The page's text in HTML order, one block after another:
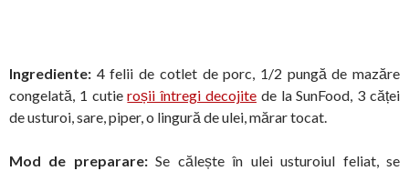
Ingrediente: 4 felii de cotlet de porc, 1/2 pungă de mazăre
congelată, 1 cutieroșii întregi decojite de la SunFood, 3 căței
de usturoi, sare, piper, o lingură de ulei, mărar tocat.
Mod de preparare:Se călește în ulei usturoiul feliat, se